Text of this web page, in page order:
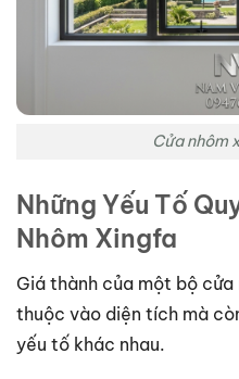
Cửa nhôm
Những Yếu Tố
Nhôm Xingfa
Giá thành của một bộ
thuộc vào diện tích mà
yếu tố khác nhau.